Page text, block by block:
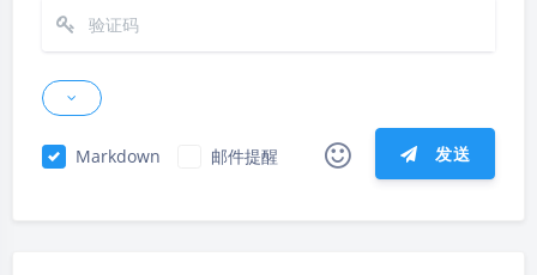
Markdown 邮件提醒 发送
|´・ω・)ノ ヾ(≧∇≦*)ゝ
(☆ω☆)